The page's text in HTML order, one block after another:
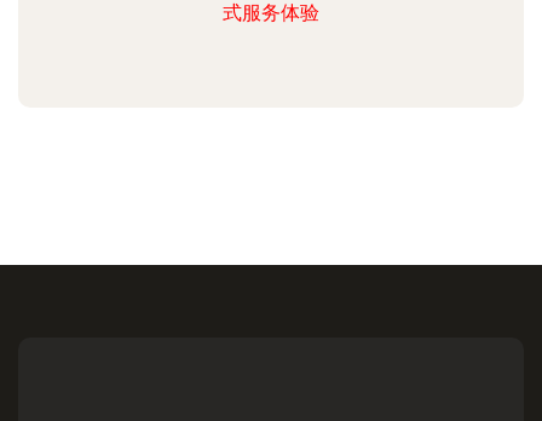
式服务体验